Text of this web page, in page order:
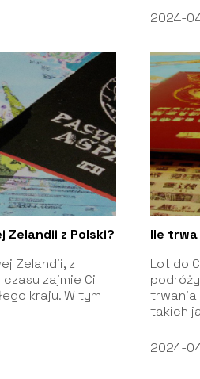
2024-
Zelandii z Polski?
Zelandii, z
zajmie Ci
kraju. W tym
Ile trwa
Lot do
trwania
takich
2024-